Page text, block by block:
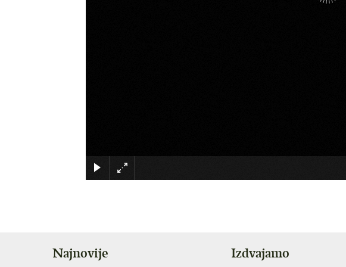
Najnovije Izdvajamo